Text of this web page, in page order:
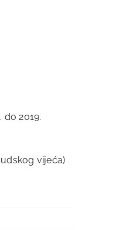
2019.
vijeća)